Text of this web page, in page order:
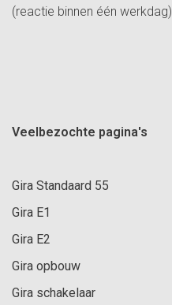
(reactie binnen één werkdag)
Veelbezochte pagina's
Gira Standaard 55
Gira E1
Gira E2
Gira opbouw
Gira schakelaar